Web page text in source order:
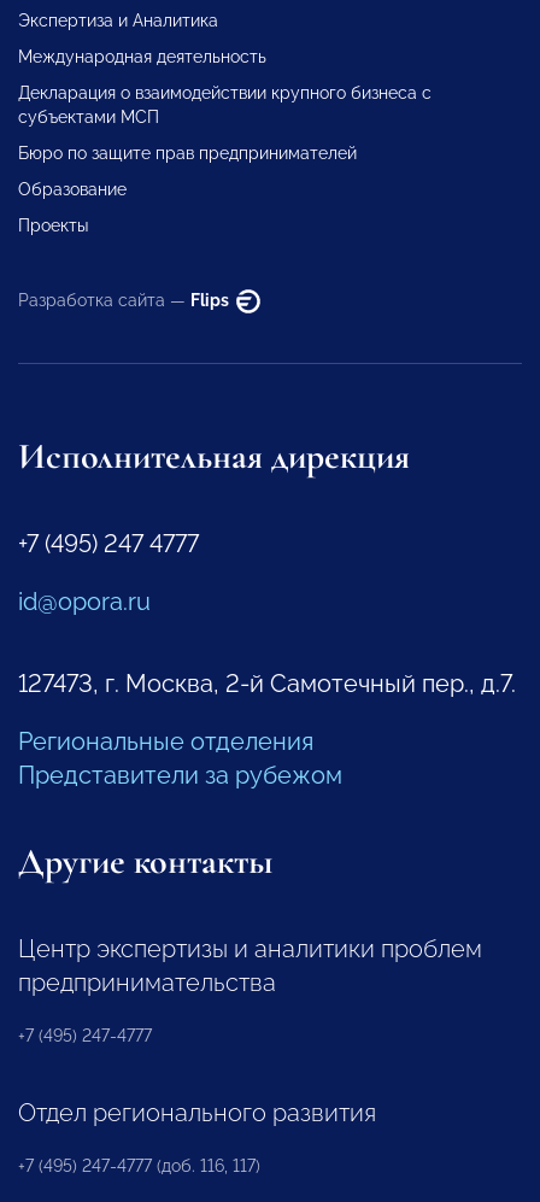
Экспертиза и Аналитика
Международная деятельность
Декларация о взаимодействии крупного бизнеса с
субъектами МСП
Бюро по защите прав предпринимателей
Образование
Проекты
Разработка сайта — Flips
Исполнительная дирекция
+7 (495) 247 4777
id@opora.ru
127473, г. Москва, 2-й Самотечный пер., д.7.
Региональные отделения
Представители за рубежом
Другие контакты
Центр экспертизы и аналитики проблем
предпринимательства
+7 (495) 247-4777
Отдел регионального развития
+7 (495) 247-4777 (доб. 116, 117)